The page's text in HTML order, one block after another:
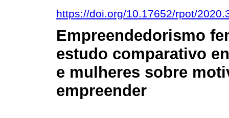
https://doi.org/10.17652/rpot/
Empreendedorismo
estudo comparativo
e mulheres sobre
empreender